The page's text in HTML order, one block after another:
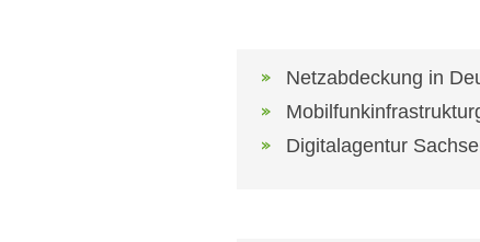
Netzabdeckung in
Digitalagentur